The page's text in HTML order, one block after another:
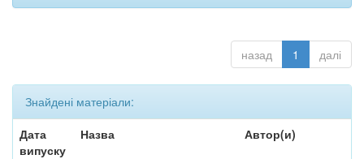
назад 1 далі
Знайдені матеріали:
Дата
випуску
Назва Автор(и)